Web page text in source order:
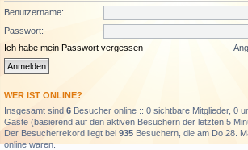
Benutzername:
Passwort:
Ich habe mein Passwort vergessen
WER IST ONLINE?
Insgesamt sind 6 Besucher online :: 0 sichtbare Mitglieder, 0
Gäste (basierend auf den aktiven Besuchern der letzten 5
Der Besucherrekord liegt bei 935 Besuchern, die am Do 28.
online waren.